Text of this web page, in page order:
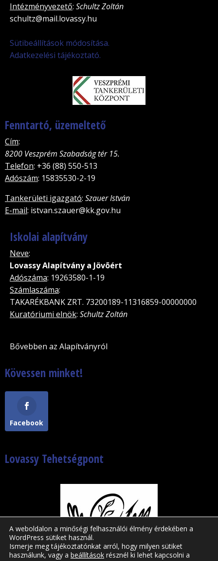
Intézményvezető: Schultz Zoltán
schultz@mail.lovassy.hu
Sütibeállítások módosítása.
Adatkezelési tájékoztató.
Fenntartó, üzemeltető
Cím:
8200 Veszprém Szabadság tér 15.
Telefon: +36 (88) 550-513
Adószám: 15835530-2-19
Tankerületi igazgató: Szauer István
E-mail: istvan.szauer@kk.gov.hu
Iskolai alapítvány
Neve:
Lovassy Alapítvány a Jövõért
Adószáma: 19263580-1-19
Számlaszáma:
TAKARÉKBANK ZRT. 73200189-11316859-00000000
Kuratóriumi elnök: Schultz Zoltán
Bővebben az Alapítványról
Kövessen minket!
Facebook
Lovassy Tehetségpont
A weboldalon a minőségi felhasználói élmény érdekében a
WordPress sütiket használ.
Ismerje meg tájékoztatónkat arról, hogy milyen sütiket
használunk, vagy a beállítások résznél ki lehet kapcsolni a